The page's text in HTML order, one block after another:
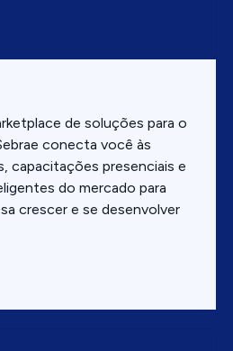
de soluções para o
conecta você às
capacitações presenciais e
do mercado para
crescer e se desenvolver